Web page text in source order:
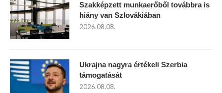
Szakképzett munkaerőből továbbra is
hiány van Szlovákiában
2026.08.08.
Ukrajna nagyra értékeli Szerbia
támogatását
2026.08.08.